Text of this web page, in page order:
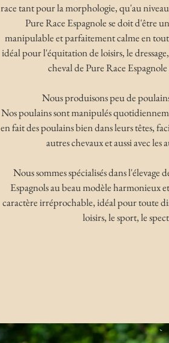
race tant pour la morphologie, qu'au
Pure Race Espagnole se doit d'être
manipulable et parfaitement calme en
idéal pour l'équitation de loisirs, le
cheval de Pure Race
Nous produisons peu de
Nos poulains sont manipulés
en fait des poulains bien dans leurs têtes,
autres chevaux et aussi avec les
Nous sommes spécialisés dans l'élevage
Espagnols au beau modèle harmonieux
caractère irréprochable, idéal pour toute
loisirs, le sport, le